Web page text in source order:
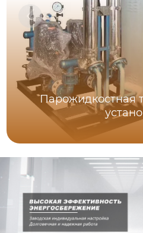
Парожидкостная